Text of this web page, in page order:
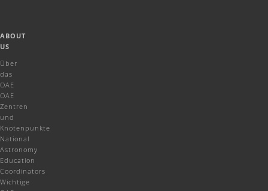
ABOUT
US
Über
das
OAE
OAE
Zentren
und
Knotenpunkte
National
Astronomy
Education
Coordinators
Wichtige